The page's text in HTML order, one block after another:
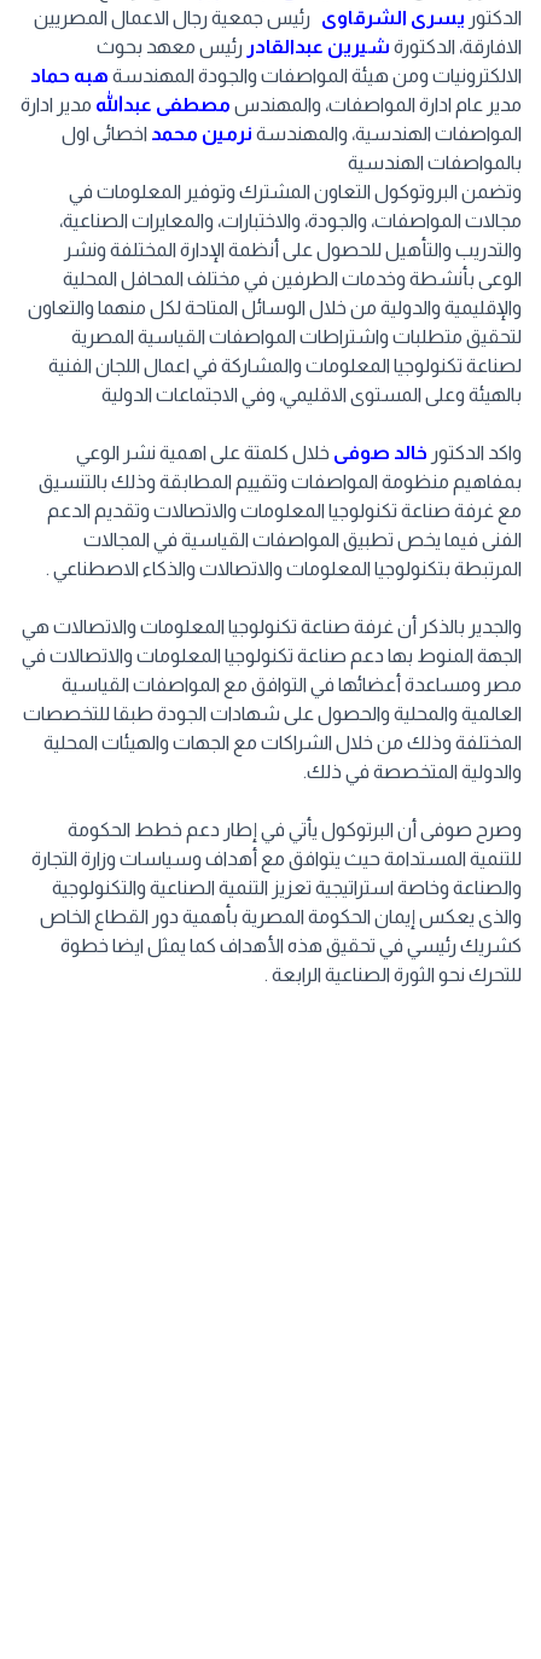
الدكتور يسرى الشرقاوى رئيس جمعية رجال الاعمال المصريين
الافارقة، الدكتورة شيرين عبدالقادر رئيس معهد بحوث
الالكترونيات ومن هيئة المواصفات والجودة المهندسة هبه حماد
مدير عام ادارة المواصفات، والمهندس مصطفى عبدالله مدير ادارة
المواصفات الهندسية، والمهندسة نرمين محمد اخصائى اول
بالمواصفات الهندسية
وتضمن البروتوكول التعاون المشترك وتوفير المعلومات في
مجالات المواصفات، والجودة، والاختبارات، والمعايرات الصناعية،
والتدريب والتأهيل للحصول على أنظمة الإدارة المختلفة ونشر
الوعى بأنشطة وخدمات الطرفين في مختلف المحافل المحلية
والإقليمية والدولية من خلال الوسائل المتاحة لكل منهما والتعاون
لتحقيق متطلبات واشتراطات المواصفات القياسية المصرية
لصناعة تكنولوجيا المعلومات والمشاركة في اعمال اللجان الفنية
بالهيئة وعلى المستوى الاقليمي، وفي الاجتماعات الدولية
واكد الدكتور خالد صوفى خلال كلمتة على اهمية نشر الوعي
بمفاهيم منظومة المواصفات وتقييم المطابقة وذلك بالتنسيق
مع غرفة صناعة تكنولوجيا المعلومات والاتصالات وتقديم الدعم
الفنى فيما يخص تطبيق المواصفات القياسية في المجالات
المرتبطة بتكنولوجيا المعلومات والاتصالات والذكاء الاصطناعي .
والجدير بالذكر أن غرفة صناعة تكنولوجيا المعلومات والاتصالات هي
الجهة المنوط بها دعم صناعة تكنولوجيا المعلومات والاتصالات في
مصر ومساعدة أعضائها في التوافق مع المواصفات القياسية
العالمية والمحلية والحصول على شهادات الجودة طبقا للتخصصات
المختلفة وذلك من خلال الشراكات مع الجهات والهيئات المحلية
والدولية المتخصصة في ذلك.
وصرح صوفى أن البرتوكول يأتي في إطار دعم خطط الحكومة
للتنمية المستدامة حيث يتوافق مع أهداف وسياسات وزارة التجارة
والصناعة وخاصة استراتيجية تعزيز التنمية الصناعية والتكنولوجية
والذى يعكس إيمان الحكومة المصرية بأهمية دور القطاع الخاص
كشريك رئيسي في تحقيق هذه الأهداف كما يمثل ايضا خطوة
للتحرك نحو الثورة الصناعية الرابعة .